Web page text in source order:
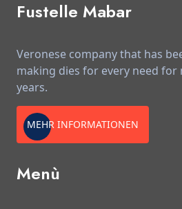
Fustelle Mabar
Veronese company that has
making dies for every need
years.
MEHR INFORMATIONEN
Menù